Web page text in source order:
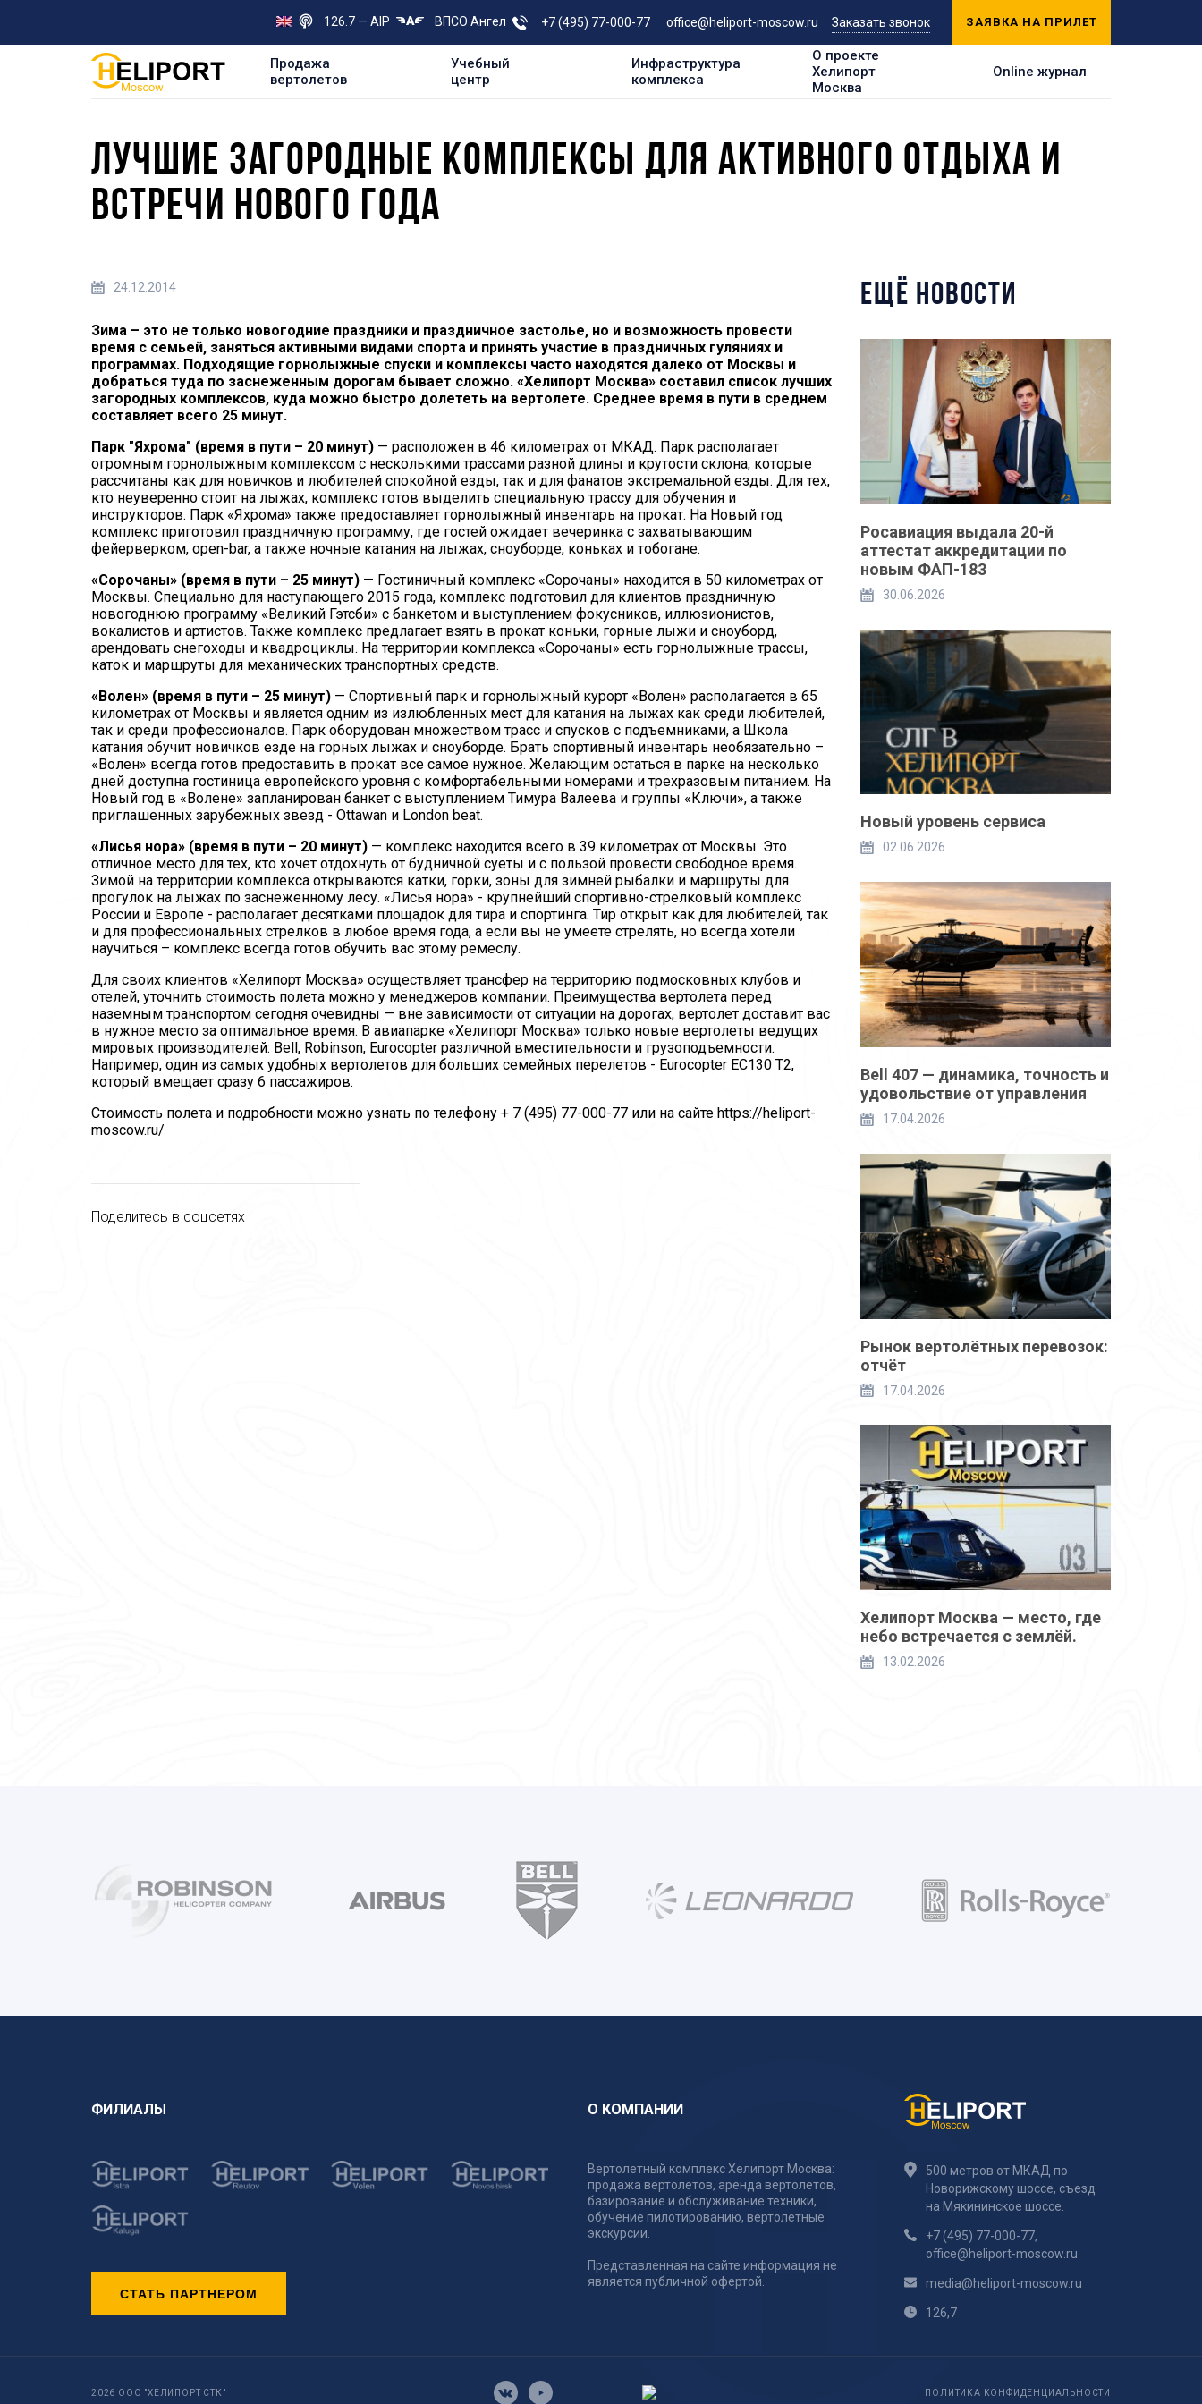
126.7 — AIP ВПСО Ангел +7 (495) 77-000-77 office@heliport-moscow.ru Заказать звонок ЗАЯВКА НА ПРИЛЕТ
Продажа
вертолетов
Учебный
центр
Инфраструктура
комплекса
О проекте
Хелипорт
Москва
Online журнал
ЛУЧШИЕ ЗАГОРОДНЫЕ КОМПЛЕКСЫ ДЛЯ АКТИВНОГО ОТДЫХА И
ВСТРЕЧИ НОВОГО ГОДА
24.12.2014
Зима – это не только новогодние праздники и праздничное застолье, но и возможность провести
время с семьей, заняться активными видами спорта и принять участие в праздничных гуляниях и
программах. Подходящие горнолыжные спуски и комплексы часто находятся далеко от Москвы и
добраться туда по заснеженным дорогам бывает сложно. «Хелипорт Москва» составил список лучших
загородных комплексов, куда можно быстро долететь на вертолете. Среднее время в пути в среднем
составляет всего 25 минут.
Парк "Яхрома" (время в пути – 20 минут) — расположен в 46 километрах от МКАД. Парк располагает
огромным горнолыжным комплексом с несколькими трассами разной длины и крутости склона, которые
рассчитаны как для новичков и любителей спокойной езды, так и для фанатов экстремальной езды. Для тех,
кто неуверенно стоит на лыжах, комплекс готов выделить специальную трассу для обучения и
инструкторов. Парк «Яхрома» также предоставляет горнолыжный инвентарь на прокат. На Новый год
комплекс приготовил праздничную программу, где гостей ожидает вечеринка с захватывающим
фейерверком, open-bar, а также ночные катания на лыжах, сноуборде, коньках и тобогане.
«Сорочаны» (время в пути – 25 минут) — Гостиничный комплекс «Сорочаны» находится в 50 километрах от
Москвы. Специально для наступающего 2015 года, комплекс подготовил для клиентов праздничную
новогоднюю программу «Великий Гэтсби» с банкетом и выступлением фокусников, иллюзионистов,
вокалистов и артистов. Также комплекс предлагает взять в прокат коньки, горные лыжи и сноуборд,
арендовать снегоходы и квадроциклы. На территории комплекса «Сорочаны» есть горнолыжные трассы,
каток и маршруты для механических транспортных средств.
«Волен» (время в пути – 25 минут) — Спортивный парк и горнолыжный курорт «Волен» располагается в 65
километрах от Москвы и является одним из излюбленных мест для катания на лыжах как среди любителей,
так и среди профессионалов. Парк оборудован множеством трасс и спусков с подъемниками, а Школа
катания обучит новичков езде на горных лыжах и сноуборде. Брать спортивный инвентарь необязательно –
«Волен» всегда готов предоставить в прокат все самое нужное. Желающим остаться в парке на несколько
дней доступна гостиница европейского уровня с комфортабельными номерами и трехразовым питанием. На
Новый год в «Волене» запланирован банкет с выступлением Тимура Валеева и группы «Ключи», а также
приглашенных зарубежных звезд - Ottawan и London beat.
«Лисья нора» (время в пути – 20 минут) — комплекс находится всего в 39 километрах от Москвы. Это
отличное место для тех, кто хочет отдохнуть от будничной суеты и с пользой провести свободное время.
Зимой на территории комплекса открываются катки, горки, зоны для зимней рыбалки и маршруты для
прогулок на лыжах по заснеженному лесу. «Лисья нора» - крупнейший спортивно-стрелковый комплекс
России и Европе - располагает десятками площадок для тира и спортинга. Тир открыт как для любителей, так
и для профессиональных стрелков в любое время года, а если вы не умеете стрелять, но всегда хотели
научиться – комплекс всегда готов обучить вас этому ремеслу.
Для своих клиентов «Хелипорт Москва» осуществляет трансфер на территорию подмосковных клубов и
отелей, уточнить стоимость полета можно у менеджеров компании. Преимущества вертолета перед
наземным транспортом сегодня очевидны — вне зависимости от ситуации на дорогах, вертолет доставит вас
в нужное место за оптимальное время. В авиапарке «Хелипорт Москва» только новые вертолеты ведущих
мировых производителей: Bell, Robinson, Eurocopter различной вместительности и грузоподъемности.
Например, один из самых удобных вертолетов для больших семейных перелетов - Eurocopter ЕС130 T2,
который вмещает сразу 6 пассажиров.
Стоимость полета и подробности можно узнать по телефону + 7 (495) 77-000-77 или на сайте https://heliport-
moscow.ru/
Поделитесь в соцсетях
ЕЩЁ НОВОСТИ
Росавиация выдала 20-й
аттестат аккредитации по
новым ФАП-183
30.06.2026
Новый уровень сервиса
02.06.2026
Bell 407 — динамика, точность и
удовольствие от управления
17.04.2026
Рынок вертолётных перевозок:
отчёт
17.04.2026
Хелипорт Москва — место, где
небо встречается с землёй.
13.02.2026
ФИЛИАЛЫ
СТАТЬ ПАРТНЕРОМ
О КОМПАНИИ
Вертолетный комплекс Хелипорт Москва:
продажа вертолетов, аренда вертолетов,
базирование и обслуживание техники,
обучение пилотированию, вертолетные
экскурсии.
Представленная на сайте информация не
является публичной офертой.
500 метров от МКАД по
Новорижскому шоссе, съезд
на Мякининское шоссе.
+7 (495) 77-000-77,
office@heliport-moscow.ru
media@heliport-moscow.ru
126,7
2026 ООО "ХЕЛИПОРТ СТК" ПОЛИТИКА КОНФИДЕНЦИАЛЬНОСТИ